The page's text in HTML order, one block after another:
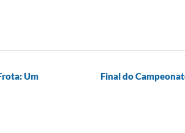
Um
Final do